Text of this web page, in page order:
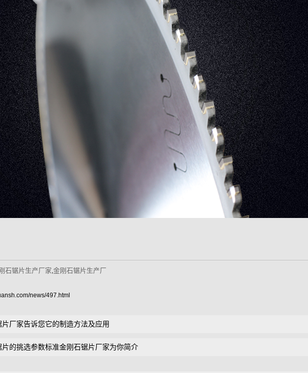
石锯片生产厂家,金刚石锯片生产厂
news/497.html
厂家告诉您它的制造方法及应用
片的挑选参数标准金刚石锯片厂家为你简介